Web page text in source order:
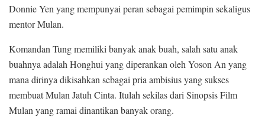
Donnie Yen yang mempunyai peran sebagai pemimpin sekaligus
mentor Mulan.
Komandan Tung memiliki banyak anak buah, salah satu anak
buahnya adalah Honghui yang diperankan oleh Yoson An yang
mana dirinya dikisahkan sebagai pria ambisius yang sukses
membuat Mulan Jatuh Cinta. Itulah sekilas dari Sinopsis Film
Mulan yang ramai dinantikan banyak orang.